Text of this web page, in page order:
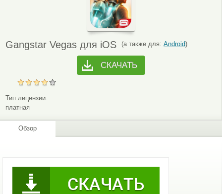
Gangstar Vegas для iOS (а также для:Android)
СКАЧАТЬ
Тип лицензии:
платная
Обзор